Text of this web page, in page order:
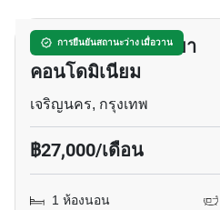
การยืนยันสถานะว่าง เมื่อวาน
บ้าน สาทร เจ้าพระยา
คอนโดมิเนียม
เจริญนคร, กรุงเทพ
฿27,000/เดือน
1 ห้องนอน